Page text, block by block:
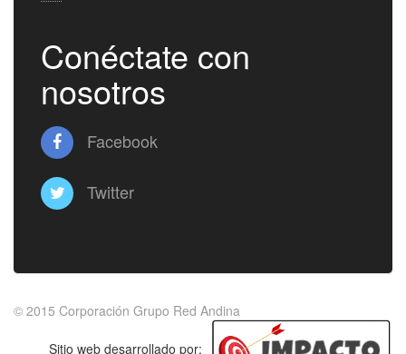
Conéctate con
nosotros
Facebook
Twitter
© 2015 Corporación Grupo Red Andina
Sitio web desarrollado por: